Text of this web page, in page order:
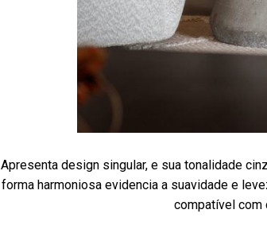
Apresenta design singular, e sua tonalidade
forma harmoniosa evidencia a suavidade e
compatível com